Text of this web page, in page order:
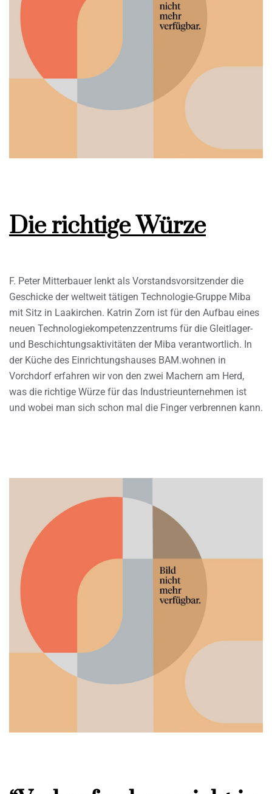
Die richtige Würze
F. Peter Mitterbauer lenkt als Vorstandsvorsitzender die
Geschicke der weltweit tätigen Technologie-Gruppe Miba
mit Sitz in Laakirchen. Katrin Zorn ist für den Aufbau eines
neuen Technologiekompetenzzentrums für die Gleitlager-
und Beschichtungsaktivitäten der Miba verantwortlich. In
der Küche des Einrichtungshauses BAM.wohnen in
Vorchdorf erfahren wir von den zwei Machern am Herd,
was die richtige Würze für das Industrieunternehmen ist
und wobei man sich schon mal die Finger verbrennen kann.